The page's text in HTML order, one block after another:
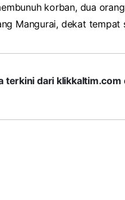
korban, dua
Mangurai, dekat
terkini dari klikkaltim.com